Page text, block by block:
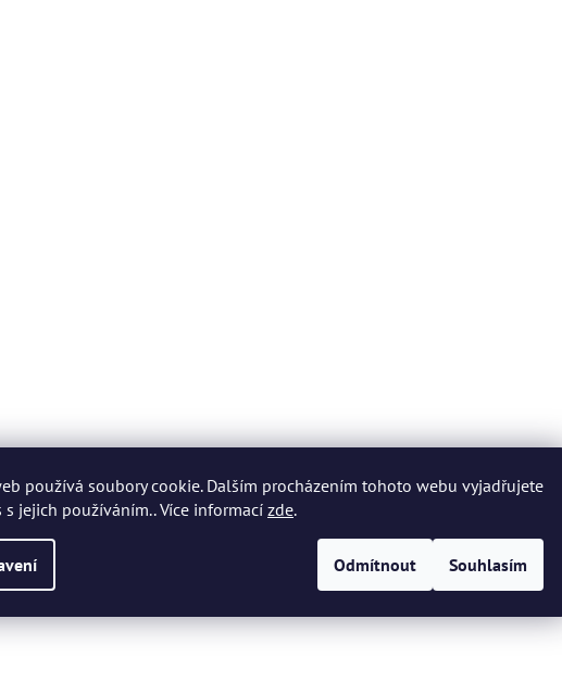
používá soubory cookie. Dalším procházením tohoto webu vyjadřujete
s jejich používáním.. Více informacízde.
Odmítnout Souhlasím